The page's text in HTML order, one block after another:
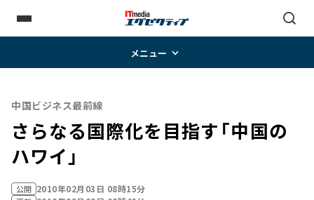
メニュー
中国ビジネス最前線
さらなる国際化を目指す「中国の
ハワイ」
公開 2010年02月03日 08時15分